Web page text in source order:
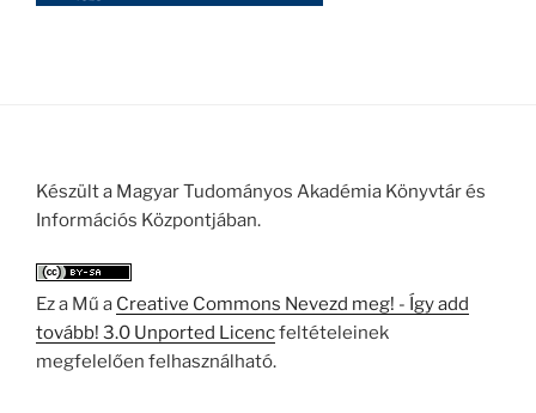
Készült a Magyar Tudományos Akadémia Könyvtár és
Információs Központjában.
Ez a Mű a Creative Commons Nevezd meg! - Így add
tovább! 3.0 Unported Licencfeltételeinek
megfelelően felhasználható.